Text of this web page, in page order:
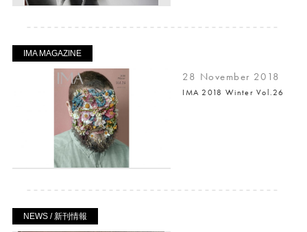
IMA MAGAZINE
28 November 2018
IMA 2018 Winter Vol.26
NEWS / 新刊情報